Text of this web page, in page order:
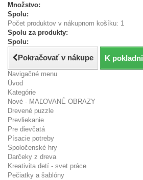
Množstvo:
Spolu:
Počet produktov v nákupnom košíku: 1
Spolu za produkty:
Spolu:
Pokračovať v nákupe K pokladni
Navigačné menu
Úvod
Kategórie
Nové - MAĽOVANÉ OBRAZY
Drevené puzzle
Prevliekanie
Pre dievčatá
Písacie potreby
Spoločenské hry
Darčeky z dreva
Kreativita detí - svet práce
Pečiatky a šablóny